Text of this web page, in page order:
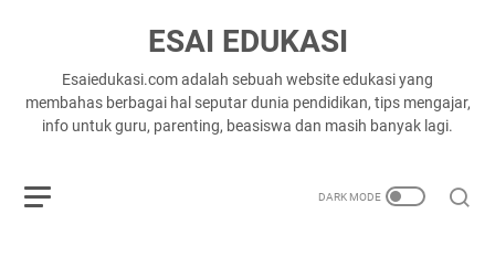
ESAI EDUKASI
Esaiedukasi.com adalah sebuah website edukasi yang
membahas berbagai hal seputar dunia pendidikan, tips mengajar,
info untuk guru, parenting, beasiswa dan masih banyak lagi.